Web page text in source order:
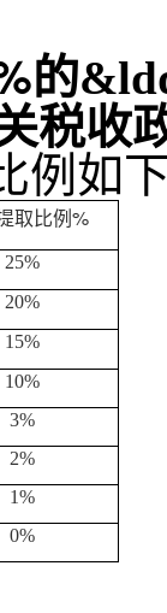
的
税收
例如
取比例 %
25%
20%
15%
10%
3%
2%
1%
0%